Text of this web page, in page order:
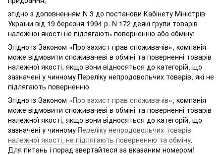
згідно з доповненням N 3 до постанови Кабінету Міністрів
України від 19 березня 1994 р. N 172 деякі групи товарів
належної якості не підлягають поверненню або обміну;
Згідно із Законом «Про захист прав споживачів», компанія
може відмовити споживачеві в обміні та поверненні товарів
належної якості, якщо вони відносяться до категорій, що
зазначені у чинному Переліку непродовольчих товарів, які не
підлягають поверненню
Згідно із Законом «Про захист прав споживачів», компанія
може відмовити споживачеві в обміні та поверненні товарів
належної якості, якщо вони відносяться до категорій, що
зазначені у чинному Переліку непродовольчих товарів
належної якості, не підлягають поверненню та обміну.
Для питань і порад звертайтеся за вказаним номером!